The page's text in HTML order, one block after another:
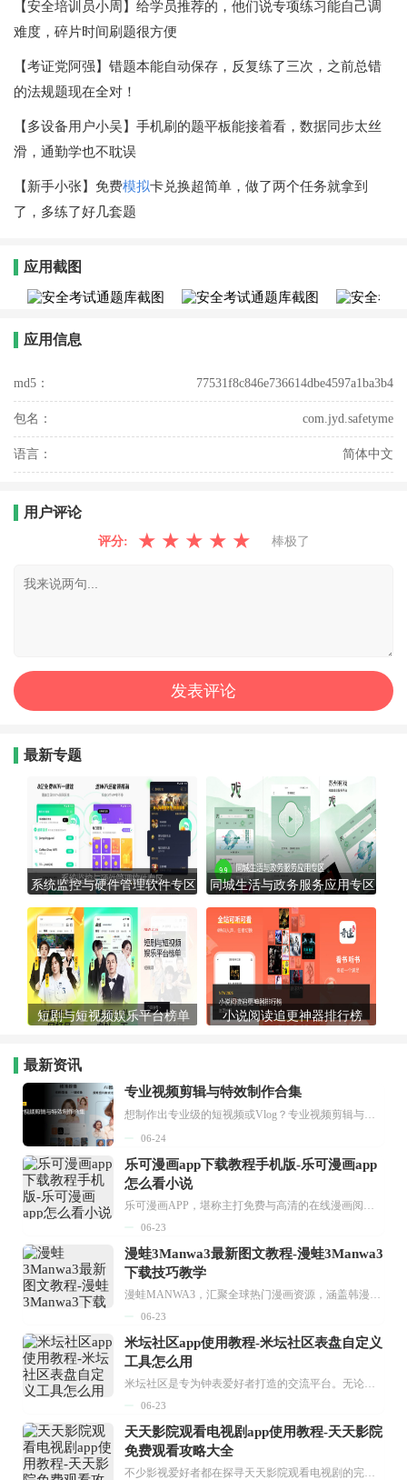
【安全培训员小周】给学员推荐的，他们说专项练习能自己调
难度，碎片时间刷题很方便
【考证党阿强】错题本能自动保存，反复练了三次，之前总错
的法规题现在全对！
【多设备用户小吴】手机刷的题平板能接着看，数据同步太丝
滑，通勤学也不耽误
【新手小张】免费模拟卡兑换超简单，做了两个任务就拿到
了，多练了好几套题
应用截图
应用信息
md5： 77531f8c846e736614dbe4597a1ba3b4
包名： com.jyd.safetyme
语言： 简体中文
用户评论
评分: ★ ★ ★ ★ ★ 棒极了
最新专题
系统监控与硬件管理软件专区 同城生活与政务服务应用专区
短剧与短视频娱乐平台榜单 小说阅读追更神器排行榜
最新资讯
专业视频剪辑与特效制作合集
想制作出专业级的短视频或Vlog？专业视频剪辑与特效制作大全专题为你提供了从剪辑、抠像到特效包装的全套解决方案。无论是添加炫酷的片头、进行精准的视频抠图，还是制...
06-24
乐可漫画app下载教程手机版-乐可漫画app
怎么看小说
乐可漫画APP，堪称主打免费与高清的在线漫画阅读神器。其官方版提供海量完整版漫画资源，无论是国内漫画，还是日漫、韩漫、台漫、美漫等国外漫画，应有尽有，随时供你阅读。只需轻点一下，便能直接进入阅读界面。不仅如此，乐可漫画最新版本更新速度极快，在这里，你总能抢先看到全网一手漫画章节内容！...
06-23
漫蛙3Manwa3最新图文教程-漫蛙3Manwa3
下载技巧教学
漫蛙MANWA3，汇聚全球热门漫画资源，涵盖韩漫、欧美漫画、国漫等多种类型，题材丰富多样，全方位满足用户阅读喜好。它不仅是阅读平台，更是创作平台，为广大用户打造零门槛创作环境。...
06-23
米坛社区app使用教程-米坛社区表盘自定义
工具怎么用
米坛社区是专为钟表爱好者打造的交流平台。无论你是初涉钟表领域的普通爱好者，还是拥有多年收藏经验的资深玩家，都能在此找到属于自己的天地。 无需注册，就能轻松参与其中。通过专业的讨论论坛与丰富的交互功能，你可与世界各地的钟表爱好者畅快交流。若你钟情于钟表，米坛社区无疑是值得一试的理想之选。在这里，你能获取最新的手表资讯，交流见解，提升鉴赏品味，让每一块手表都成为收藏故事中重要的一部分。感兴趣的朋友，不要错过下载机会。...
06-23
天天影院观看电视剧app使用教程-天天影院
免费观看攻略大全
不少影视爱好者都在探寻天天影院观看电视剧的完整方法，结合最新平台使用规则，本篇新手入门攻略全面讲解观看渠道、检索流程、播放设置以及画面模式调整等实用内容。全文适配手机、电脑等主流设备，步骤简洁易懂，无论是初次使用的新手，还是想要优化观影体验的用户，都能参照内容快速上手，熟练掌握平台各项操作技巧，轻松畅享影视内容。...